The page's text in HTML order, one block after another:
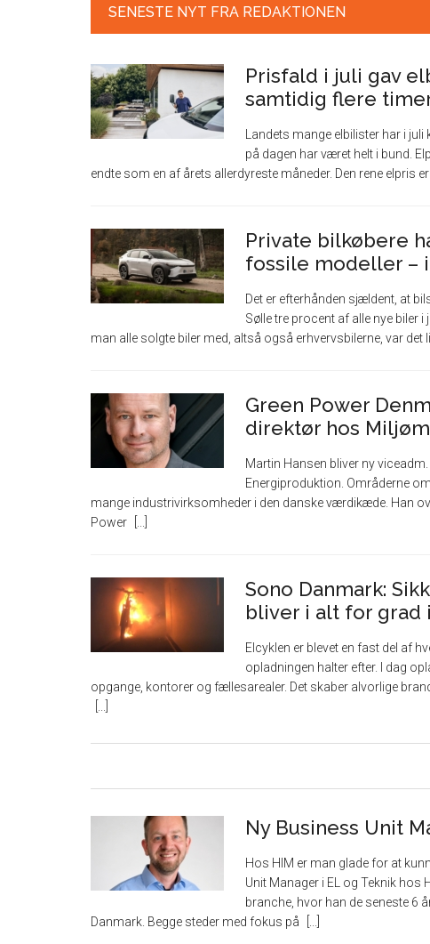
SENESTE NYT FRA REDAKTIONEN
Prisfald i juli gav
samtidig flere
Landets mange elbilister har i
på dagen har været helt i bund.
endte som en af årets allerdyreste måneder. Den rene elpris
Private bilkøbere
fossile modeller –
Det er efterhånden sjældent, at
Sølle tre procent af alle nye biler i
man alle solgte biler med, altså også erhvervsbilerne, var det
Green Power
direktør hos
Martin Hansen bliver ny
Energiproduktion. Områderne
mange industrivirksomheder i den danske værdikæde. Han
Power
Sono Danmark:
bliver i alt for grad
Elcyklen er blevet en fast del af
opladningen halter efter. I dag
opgange, kontorer og fællesarealer. Det skaber alvorlige
Ny Business Unit
Hos HIM er man glade for at
Unit Manager i EL og Teknik
branche, hvor han de seneste 6
Danmark. Begge steder med fokus på